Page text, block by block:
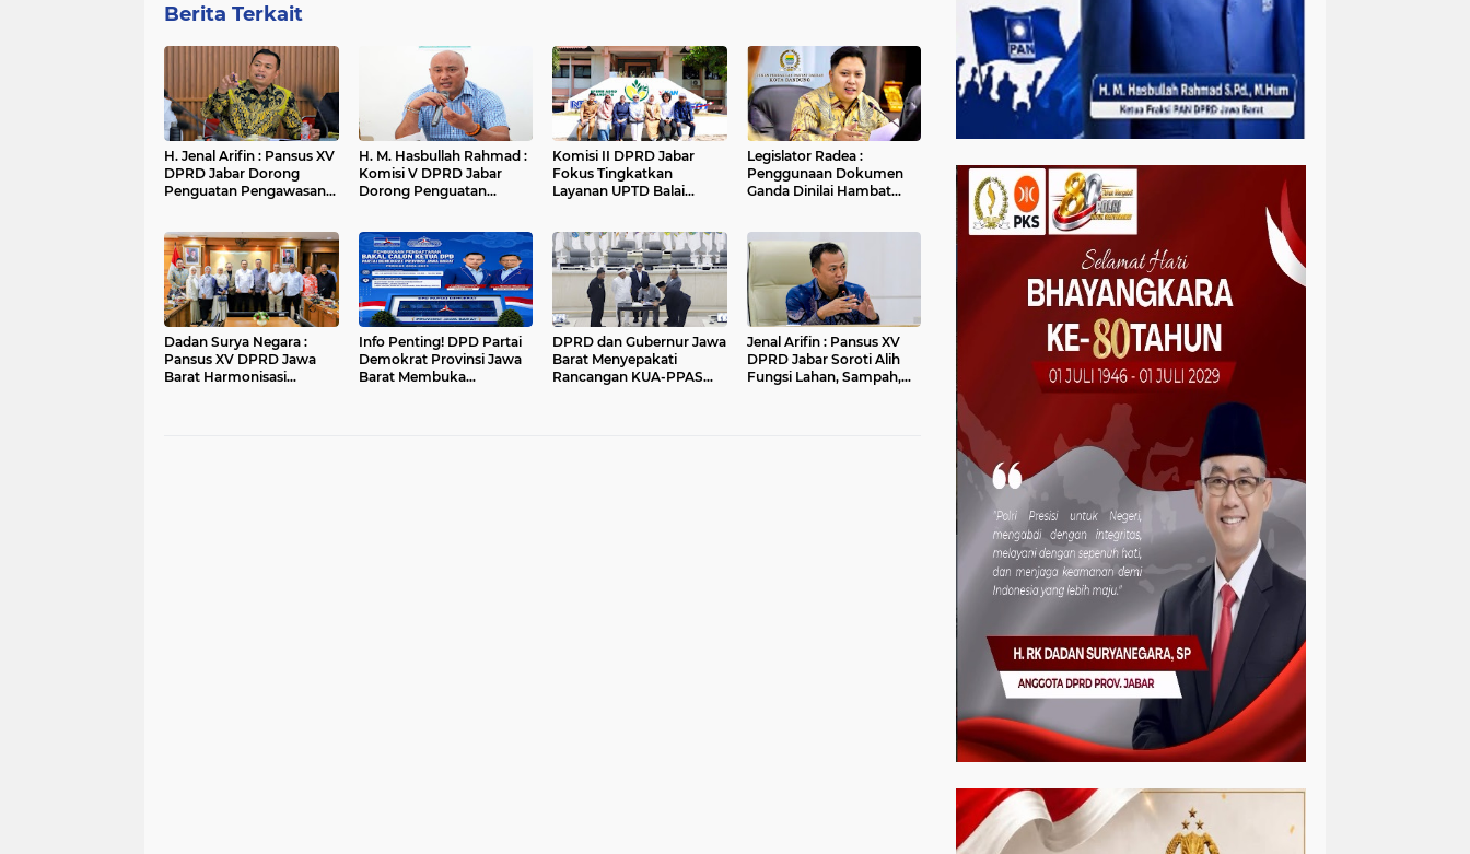
Berita Terkait
H. Jenal Arifin : Pansus XV
DPRD Jabar Dorong
Penguatan Pengawasan
H. M. Hasbullah Rahmad :
Komisi V DPRD Jabar
Dorong Penguatan
Rakyat di Kabupaten
Bandung
Komisi II DPRD Jabar
Fokus Tingkatkan
Layanan UPTD Balai
Legislator Radea :
Penggunaan Dokumen
Ganda Dinilai Hambat
Sampah di Kota Bandung
Dadan Surya Negara :
Pansus XV DPRD Jawa
Barat Harmonisasi
Info Penting! DPD Partai
Demokrat Provinsi Jawa
Barat Membuka
DPRD dan Gubernur Jawa
Barat Menyepakati
Rancangan KUA-PPAS
Jenal Arifin : Pansus XV
DPRD Jabar Soroti Alih
Fungsi Lahan, Sampah,